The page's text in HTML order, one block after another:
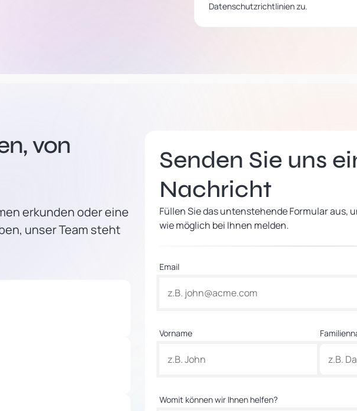
Datenschutzrichtlinien zu.
von
erkunden oder eine
unser Team steht
Senden Sie uns
Nachricht
Füllen Sie das untenstehende Formular aus,
wie möglich bei Ihnen melden.
Email
Vorname
Womit können wir Ihnen helfen?